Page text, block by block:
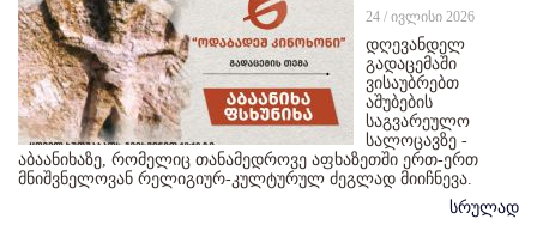
24 / ივლისი 2026
დღევანდელ
გადაცემაში
ვისაუბრებთ
აშუბების
საგვარეულო
სალოცავზე -
აბაანიხაზე, რომელიც თანამედროვე აფხაზეთში ერთ-ერთ
მნიშვნელოვან რელიგიურ-კულტურულ ძეგლად მიიჩნევა.
სრულად